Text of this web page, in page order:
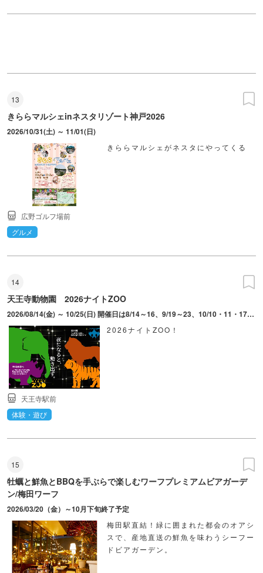
13
きららマルシェinネスタリゾート神戸2026
2026/10/31(土) ～ 11/01(日)
きららマルシェがネスタにやってくる
広野ゴルフ場前
グルメ
14
天王寺動物園 2026ナイトZOO
2026/08/14(金) ～ 10/25(日) 開催日は8/14～16、9/19～23、10/10・11・17・18・23・25。最終入園19時30分。※17時頃からライトアップを行うため、ナイトZOOの雰囲気を味わえる。動物の体調管理等の都合上、開催日によって観覧時間が異なる施設あり。開催内容は天候や動物の体調等により変更、中止となる場合あり。
2026ナイトZOO！
天王寺駅前
体験・遊び
15
牡蠣と鮮魚とBBQを手ぶらで楽しむワーフプレミアムビアガーデ
ン/梅田ワーフ
2026/03/20（金）～10月下旬終了予定
梅田駅直結！緑に囲まれた都会のオアシ
スで、産地直送の鮮魚を味わうシーフー
ドビアガーデン。